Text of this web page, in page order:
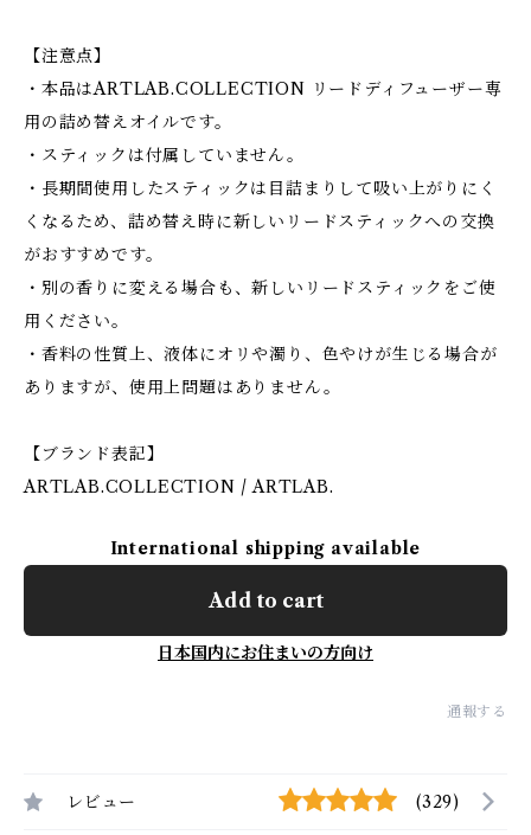
【注意点】
・本品はARTLAB.COLLECTION リードディフューザー専
用の詰め替えオイルです。
・スティックは付属していません。
・長期間使用したスティックは目詰まりして吸い上がりにく
くなるため、詰め替え時に新しいリードスティックへの交換
がおすすめです。
・別の香りに変える場合も、新しいリードスティックをご使
用ください。
・香料の性質上、液体にオリや濁り、色やけが生じる場合が
ありますが、使用上問題はありません。
【ブランド表記】
ARTLAB.COLLECTION / ARTLAB.
International shipping available
Add to cart
日本国内にお住まいの方向け
通報する
レビュー (329)